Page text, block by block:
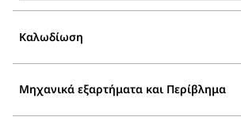
Καλωδίωση
Μηχανικά εξαρτήματα και Περίβλημα